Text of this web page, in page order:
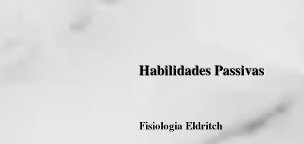
Habilidades Passivas
Fisiologia Eldritch